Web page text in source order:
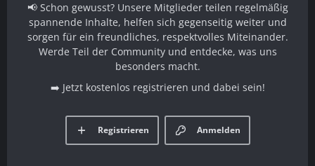
📢 Schon gewusst? Unsere Mitglieder teilen regelmäßig
spannende Inhalte, helfen sich gegenseitig weiter und
sorgen für ein freundliches, respektvolles Miteinander.
Werde Teil der Community und entdecke, was uns
besonders macht.
➡️ Jetzt kostenlos registrieren und dabei sein!
Anmelden
Registrieren